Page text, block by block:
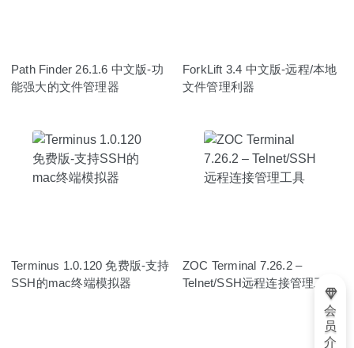
Path Finder 26.1.6 中文版-功
能强大的文件管理器
ForkLift 3.4 中文版-远程/本地
文件管理利器
Terminus 1.0.120 免费版-支持
SSH的mac终端模拟器
ZOC Terminal 7.26.2 –
Telnet/SSH远程连接管理工具
会
员
介